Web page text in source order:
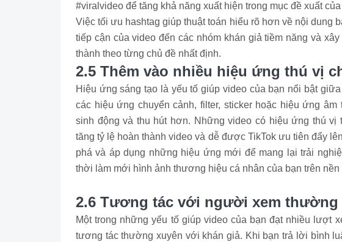
#viralvideo để tăng khả năng xuất hiện trong mục đề xuất của
Việc tối ưu hashtag giúp thuật toán hiểu rõ hơn về nội dung
tiếp cận của video đến các nhóm khán giả tiềm năng và
thành theo từng chủ đề nhất định.
2.5 Thêm vào nhiều hiệu ứng thú vị
Hiệu ứng sáng tạo là yếu tố giúp video của bạn nổi bật
các hiệu ứng chuyển cảnh, filter, sticker hoặc hiệu ứng
sinh động và thu hút hơn. Những video có hiệu ứng thú
tăng tỷ lệ hoàn thành video và dễ được TikTok ưu tiên đẩy
phá và áp dụng những hiệu ứng mới để mang lại trải
thời làm mới hình ảnh thương hiệu cá nhân của bạn trên nền
2.6 Tương tác với người xem thường
Một trong những yếu tố giúp video của bạn đạt nhiều lượt
tương tác thường xuyên với khán giả. Khi bạn trả lời bình